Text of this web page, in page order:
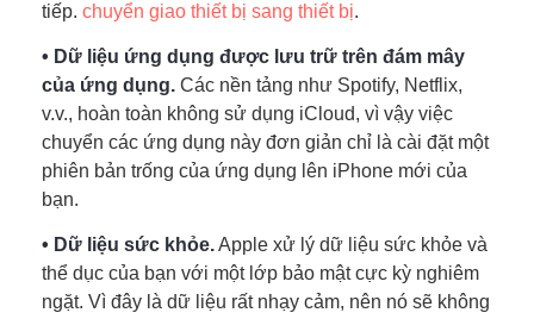
tiếp. chuyển giao thiết bị sang thiết bị.
• Dữ liệu ứng dụng được lưu trữ trên đám mây
của ứng dụng. Các nền tảng như Spotify, Netflix,
v.v., hoàn toàn không sử dụng iCloud, vì vậy việc
chuyển các ứng dụng này đơn giản chỉ là cài đặt một
phiên bản trống của ứng dụng lên iPhone mới của
bạn.
• Dữ liệu sức khỏe.Apple xử lý dữ liệu sức khỏe và
thể dục của bạn với một lớp bảo mật cực kỳ nghiêm
ngặt. Vì đây là dữ liệu rất nhạy cảm, nên nó sẽ không